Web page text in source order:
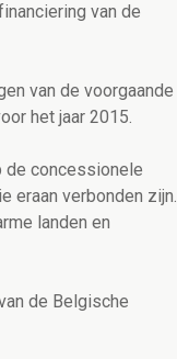
van de
van de voorgaande
het jaar 2015.
de concessionele
eraan verbonden zijn.
landen en
de Belgische